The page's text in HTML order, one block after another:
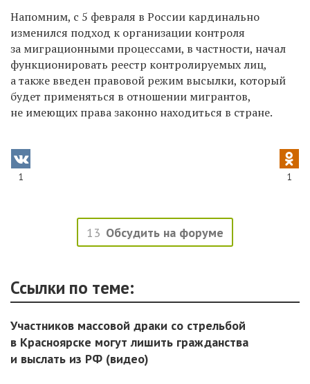
Напомним, с 5 февраля в России кардинально
изменился подход к организации контроля
за миграционными процессами, в частности, начал
функционировать реестр контролируемых лиц,
а также введен правовой режим высылки, который
будет применяться в отношении мигрантов,
не имеющих права законно находиться в стране.
1 1
13 Обсудить на форуме
Ссылки по теме:
Участников массовой драки со стрельбой
в Красноярске могут лишить гражданства
и выслать из РФ (видео)